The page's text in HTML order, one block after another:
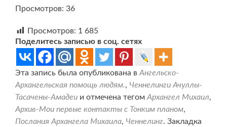
Просмотров: 36
Просмотров: 1 685
Поделитесь записью в соц. сетях
Эта запись была опубликована вАнгельско-
Архангельская помощь людям., Ченнелинги Ачуллы-
Тасачены-Амадеи и отмечена тегомАрхангел Михаил,
Архив-Мои первые контакты с Тонким планом,
Послания Архангела Михаила, Ченнелинг. Закладка